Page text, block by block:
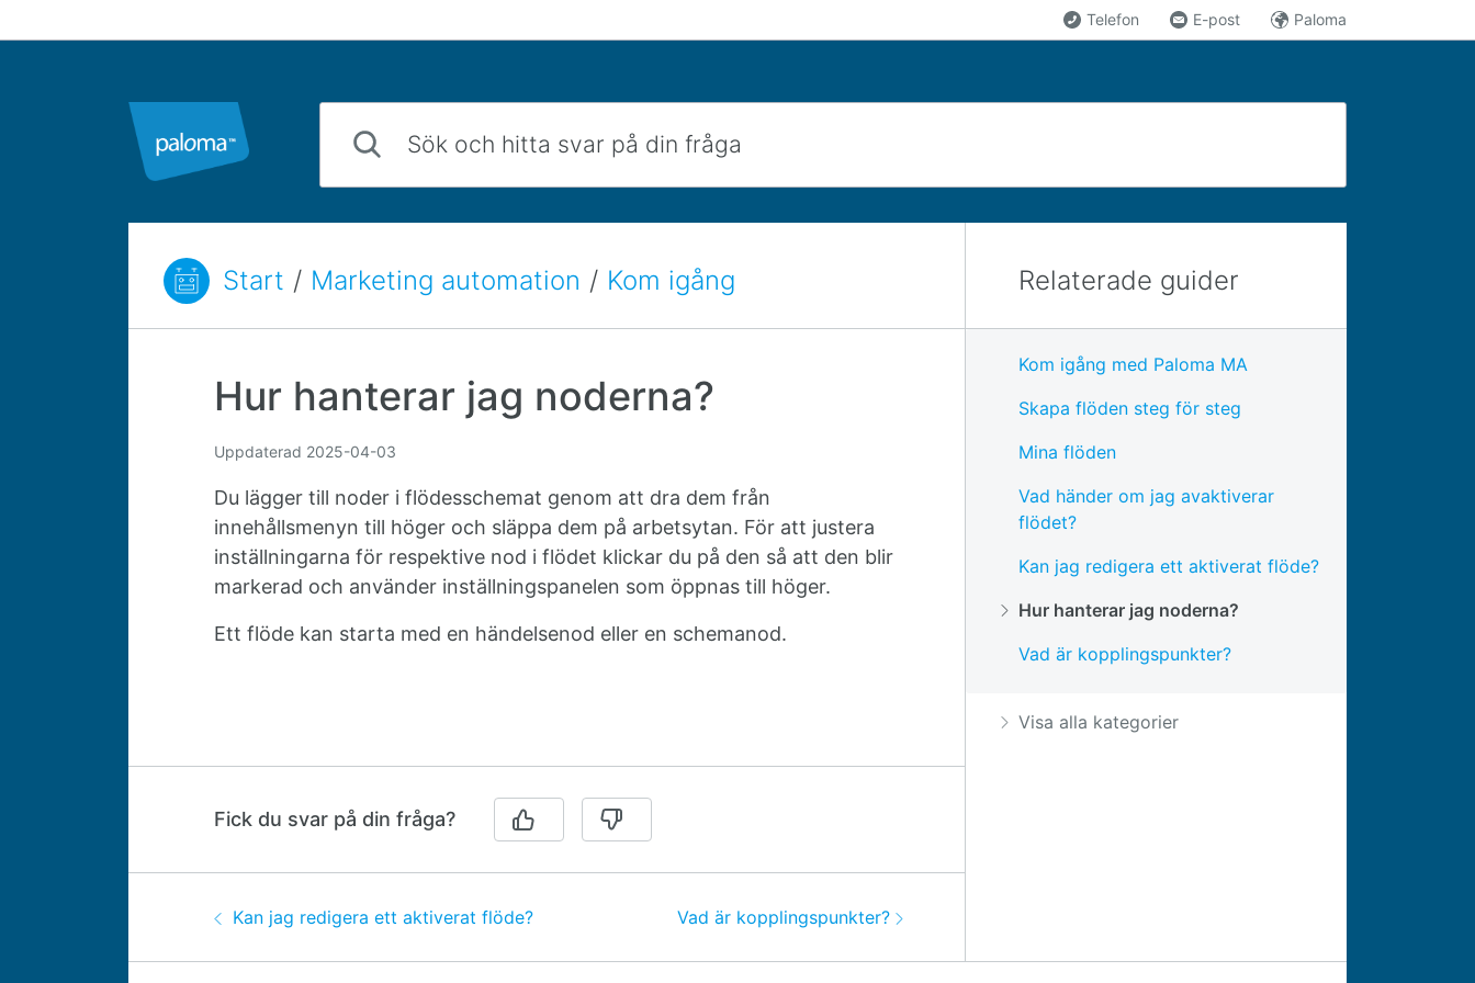
Telefon E-post Paloma
Du är här:Start / Marketing automation / Kom igång
Hur hanterar jag noderna?
Uppdaterad 2025-04-03
Du lägger till noder i flödesschemat genom att dra dem från
innehållsmenyn till höger och släppa dem på arbetsytan. För att justera
inställningarna för respektive nod i flödet klickar du på den så att den blir
markerad och använder inställningspanelen som öppnas till höger.
Ett flöde kan starta med en händelsenod eller en schemanod.
Fick du svar på din fråga?
Guidenavigering
Föregående:
Kan jag redigera ett aktiverat flöde? Nästa:
Vad är kopplingspunkter?
Relaterade guider
Kom igång med Paloma MA
Skapa flöden steg för steg
Mina flöden
Vad händer om jag avaktiverar
flödet?
Kan jag redigera ett aktiverat flöde?
Hur hanterar jag noderna?
Vad är kopplingspunkter?
Visa alla kategorier